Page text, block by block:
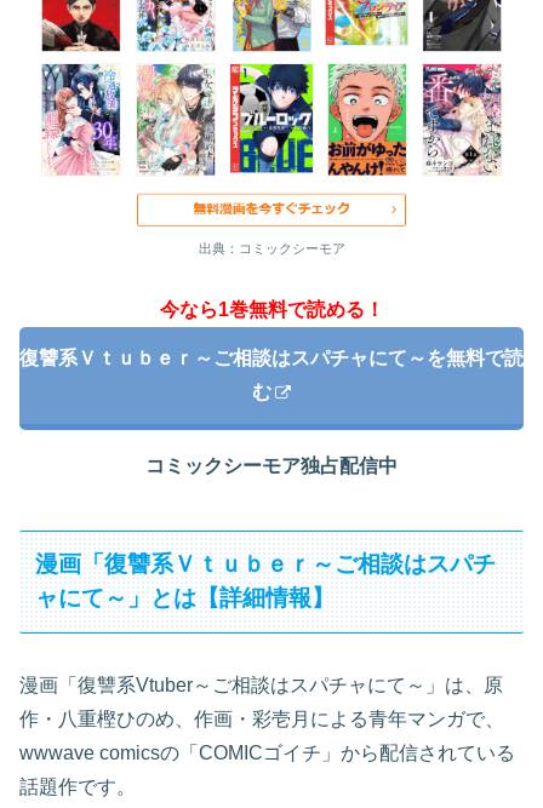
出典：コミックシーモア
今なら1巻無料で読める！
復讐系Ｖｔｕｂｅｒ～ご相談はスパチャにて～を無料で読
む
コミックシーモア独占配信中
漫画「復讐系Ｖｔｕｂｅｒ～ご相談はスパチ
ャにて～」とは【詳細情報】
漫画「復讐系Vtuber～ご相談はスパチャにて～」は、原
作・八重樫ひのめ、作画・彩壱月による青年マンガで、
wwwave comicsの「COMICゴイチ」から配信されている
話題作です。